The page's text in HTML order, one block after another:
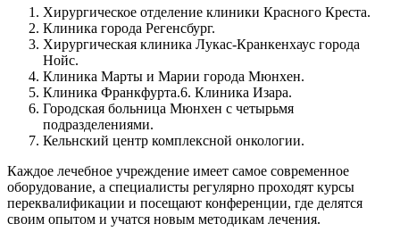
Хирургическое отделение клиники Красного Креста.
Клиника города Регенсбург.
Хирургическая клиника Лукас-Кранкенхаус города
Нойс.
Клиника Марты и Марии города Мюнхен.
Клиника Франкфурта.6. Клиника Изара.
Городская больница Мюнхен с четырьмя
подразделениями.
Кельнский центр комплексной онкологии.
Каждое лечебное учреждение имеет самое современное
оборудование, а специалисты регулярно проходят курсы
переквалификации и посещают конференции, где делятся
своим опытом и учатся новым методикам лечения.